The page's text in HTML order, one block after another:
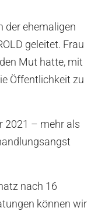
der ehemaligen
geleitet. Frau
Mut hatte, mit
Öffentlichkeit zu
2021 – mehr als
nach 16
können wir